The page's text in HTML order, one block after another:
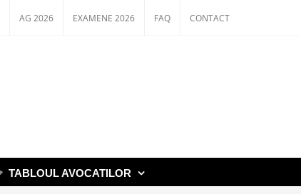
AG 2026 EXAMENE 2026 FAQ CONTACT
TABLOUL AVOCATILOR